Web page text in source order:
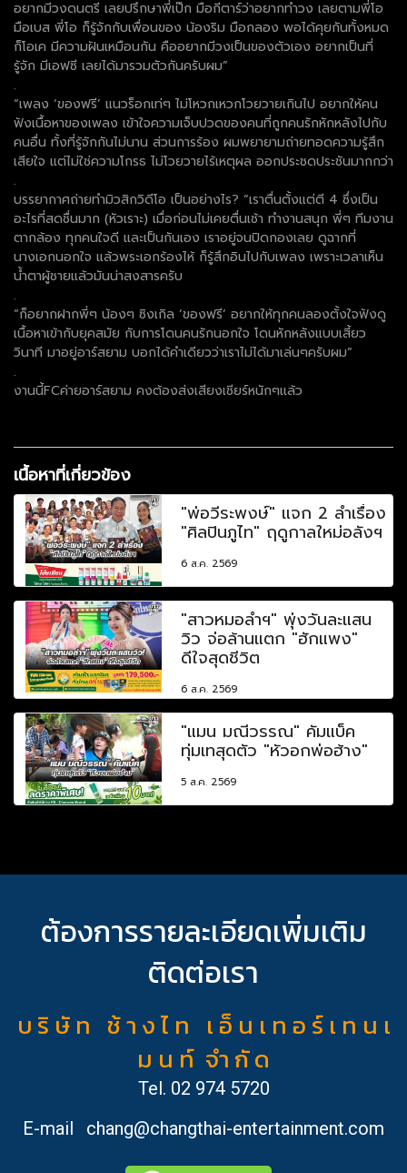
อยากมีวงดนตรี เลยปรึกษาพี่เป๊ก มือกีตาร์ว่าอยากทำวง เลยตามพี่โอ
มือเบส พี่โอ ก็รู้จักกับเพื่อนของ น้องริม มือกลอง พอได้คุยกันทั้งหมด
ก็โอเค มีความฝันเหมือนกัน คืออยากมีวงเป็นของตัวเอง อยากเป็นที่
รู้จัก มีเอฟซี เลยได้มารวมตัวกันครับผม”
.
“เพลง ‘ของฟรี’ แนวร็อกเท่ๆ ไม่โหวกเหวกโวยวายเกินไป อยากให้คน
ฟังเนื้อหาของเพลง เข้าใจความเจ็บปวดของคนที่ถูกคนรักหักหลังไปกับ
คนอื่น ทั้งที่รู้จักกันไม่นาน ส่วนการร้อง ผมพยายามถ่ายทอดความรู้สึก
เสียใจ แต่ไม่ใช่ความโกรธ ไม่โวยวายไร้เหตุผล ออกประชดประชันมากกว่า
.
บรรยากาศถ่ายทำมิวสิกวิดีโอ เป็นอย่างไร? “เราตื่นตั้งแต่ตี 4 ซึ่งเป็น
อะไรที่สดชื่นมาก (หัวเราะ) เมื่อก่อนไม่เคยตื่นเช้า ทำงานสนุก พี่ๆ ทีมงาน
ตากล้อง ทุกคนใจดี และเป็นกันเอง เราอยู่จนปิดกองเลย ดูฉากที่
นางเอกนอกใจ แล้วพระเอกร้องไห้ ก็รู้สึกอินไปกับเพลง เพราะเวลาเห็น
น้ำตาผู้ชายแล้วมันน่าสงสารครับ
.
“ก็อยากฝากพี่ๆ น้องๆ ซิงเกิล ‘ของฟรี’ อยากให้ทุกคนลองตั้งใจฟังดู
เนื้อหาเข้ากับยุคสมัย กับการโดนคนรักนอกใจ โดนหักหลังแบบเสี้ยว
วินาที มาอยู่อาร์สยาม บอกได้คำเดียวว่าเราไม่ได้มาเล่นๆครับผม”
.
งานนี้FCค่ายอาร์สยาม คงต้องส่งเสียงเชียร์หนักๆแล้ว
เนื้อหาที่เกี่ยวข้อง
"พ่อวีระพงษ์" แจก 2 ลำเรื่อง
"ศิลปินภูไท" ฤดูกาลใหม่อลังฯ
6 ส.ค. 2569
"สาวหมอลำฯ" พุ่งวันละแสน
วิว จ่อล้านแตก "ฮักแพง"
ดีใจสุดชีวิต
6 ส.ค. 2569
"แมน มณีวรรณ" คัมแบ็ค
ทุ่มเทสุดตัว "หัวอกพ่อฮ้าง"
5 ส.ค. 2569
ต้องการรายละเอียดเพิ่มเติม
ติดต่อเรา
บ ริ ษั ท ช้ า ง ไ ท เ อ็ น เ ท อ ร์ เ ท น เ
ม น ท์ จำ กั ด
Tel. 02 974 5720
E-mail
chang@changthai-entertainment.com